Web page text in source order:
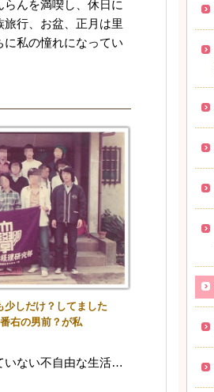
らんを満喫し、休日に
行、お盆、正月は里
私の憧れになってい
少しだけ？してました
右の男前？が私
いない不自由な生活…